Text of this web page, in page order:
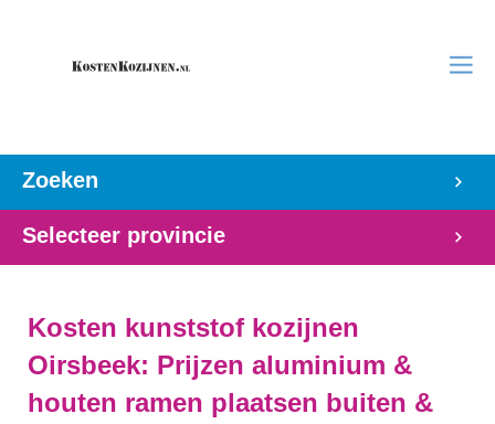
Zoeken
Selecteer provincie
Kosten kunststof kozijnen
Oirsbeek: Prijzen aluminium &
houten ramen plaatsen buiten &